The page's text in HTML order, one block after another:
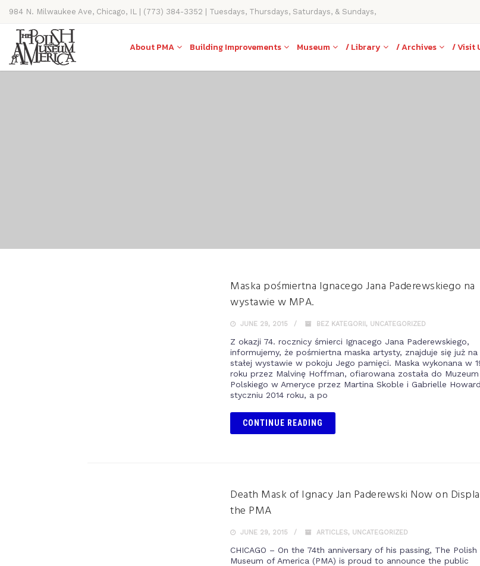
984 N. Milwaukee Ave, Chicago, IL | (773) 384-3352 | Tuesdays, Thursdays, Saturdays, & Sundays,
11AM-4PM
About PMA Building Improvements Museum / Library / Archives / Visit
Maska pośmiertna Ignacego Jana Paderewskiego na
wystawie w MPA.
JUNE 29, 2015 BEZ KATEGORII, UNCATEGORIZED
Z okazji 74. rocznicy śmierci Ignacego Jana Paderewskiego,
informujemy, że pośmiertna maska artysty, znajduje się już na
stałej wystawie w pokoju Jego pamięci. Maska wykonana w
roku przez Malvinę Hoffman, ofiarowana została do Muzeum
Polskiego w Ameryce przez Martina Skoble i Gabrielle
styczniu 2014 roku, a po
CONTINUE READING
Death Mask of Ignacy Jan Paderewski Now on
the PMA
JUNE 29, 2015 ARTICLES, UNCATEGORIZED
CHICAGO – On the 74th anniversary of his passing, The Polish
Museum of America (PMA) is proud to announce the public